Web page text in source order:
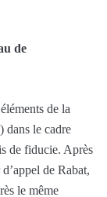
de
de la
dans le cadre
de fiducie. Après
de Rabat,
le même